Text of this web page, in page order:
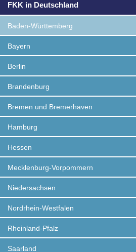
FKK in Deutschland
Baden-Württemberg
Bayern
Berlin
Brandenburg
Bremen und Bremerhaven
Hamburg
Hessen
Mecklenburg-Vorpommern
Niedersachsen
Nordrhein-Westfalen
Rheinland-Pfalz
Saarland